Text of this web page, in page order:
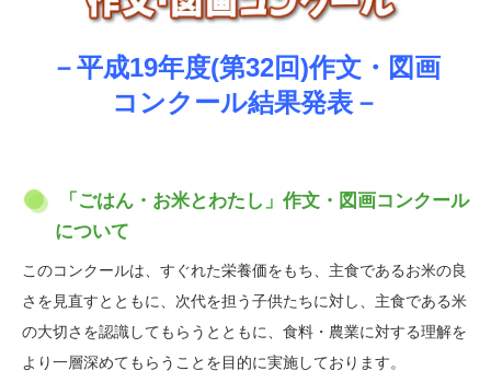
－平成19年度(第32回)作文・図画
コンクール結果発表－
「ごはん・お米とわたし」作文・図画コンクール
について
このコンクールは、すぐれた栄養価をもち、主食であるお米の良
さを見直すとともに、次代を担う子供たちに対し、主食である米
の大切さを認識してもらうとともに、食料・農業に対する理解を
より一層深めてもらうことを目的に実施しております。